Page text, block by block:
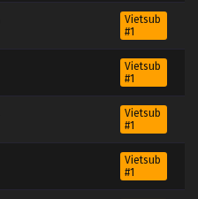
Vietsub
#1
Vietsub
#1
Vietsub
#1
Vietsub
#1